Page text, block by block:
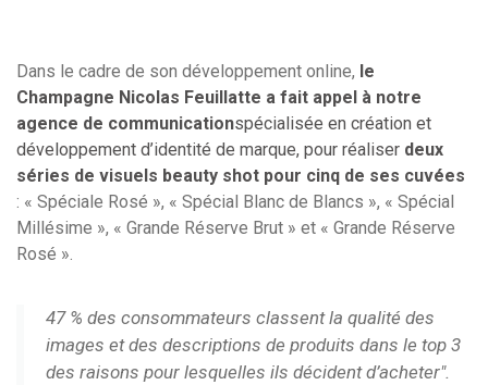
Dans le cadre de son développement online, le
Champagne Nicolas Feuillatte a fait appel à notre
agence de communicationspécialisée en création et
développement d’identité de marque, pour réaliser deux
séries de visuels beauty shot pour cinq de ses cuvées
: « Spéciale Rosé », « Spécial Blanc de Blancs », « Spécial
Millésime », « Grande Réserve Brut » et « Grande Réserve
Rosé ».
47 % des consommateurs classent la qualité des
images et des descriptions de produits dans le top 3
des raisons pour lesquelles ils décident d’acheter".